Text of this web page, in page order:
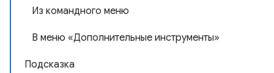
Из командного меню
В меню «Дополнительные инструменты»
Подсказка